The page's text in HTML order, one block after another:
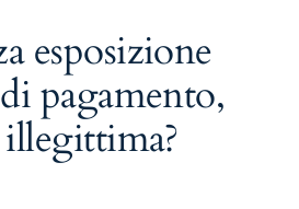
esposizione
pagamento,